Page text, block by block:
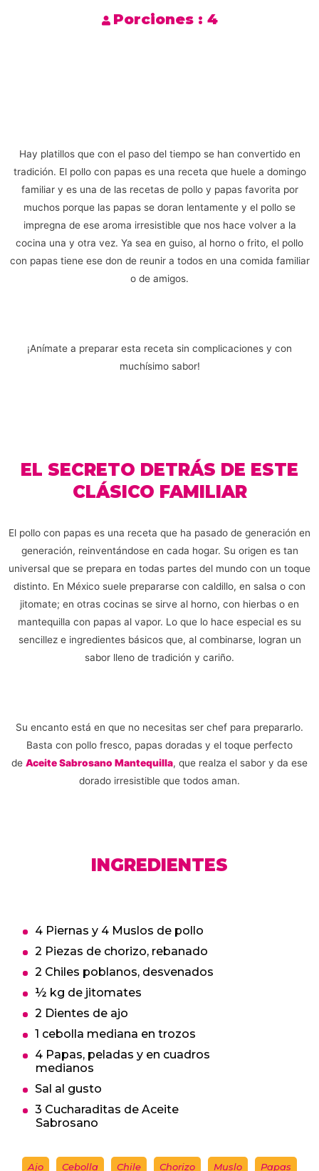
Porciones : 4
Hay platillos que con el paso del tiempo se han convertido en
tradición. El pollo con papas es una receta que huele a domingo
familiar y es una de las recetas de pollo y papas favorita por
muchos porque las papas se doran lentamente y el pollo se
impregna de ese aroma irresistible que nos hace volver a la
cocina una y otra vez. Ya sea en guiso, al horno o frito, el pollo
con papas tiene ese don de reunir a todos en una comida familiar
o de amigos.
¡Anímate a preparar esta receta sin complicaciones y con
muchísimo sabor!
EL SECRETO DETRÁS DE ESTE
CLÁSICO FAMILIAR
El pollo con papas es una receta que ha pasado de generación en
generación, reinventándose en cada hogar. Su origen es tan
universal que se prepara en todas partes del mundo con un toque
distinto. En México suele prepararse con caldillo, en salsa o con
jitomate; en otras cocinas se sirve al horno, con hierbas o en
mantequilla con papas al vapor. Lo que lo hace especial es su
sencillez e ingredientes básicos que, al combinarse, logran un
sabor lleno de tradición y cariño.
Su encanto está en que no necesitas ser chef para prepararlo.
Basta con pollo fresco, papas doradas y el toque perfecto
de Aceite Sabrosano Mantequilla, que realza el sabor y da ese
dorado irresistible que todos aman.
INGREDIENTES
4 Piernas y 4 Muslos de pollo
2 Piezas de chorizo, rebanado
2 Chiles poblanos, desvenados
½ kg de jitomates
2 Dientes de ajo
1 cebolla mediana en trozos
4 Papas, peladas y en cuadros
medianos
Sal al gusto
3 Cucharaditas de Aceite
Sabrosano
Ajo Cebolla Chile Chorizo Muslo Papas